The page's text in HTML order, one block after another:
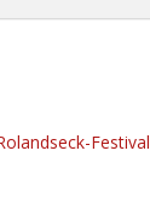
Festival